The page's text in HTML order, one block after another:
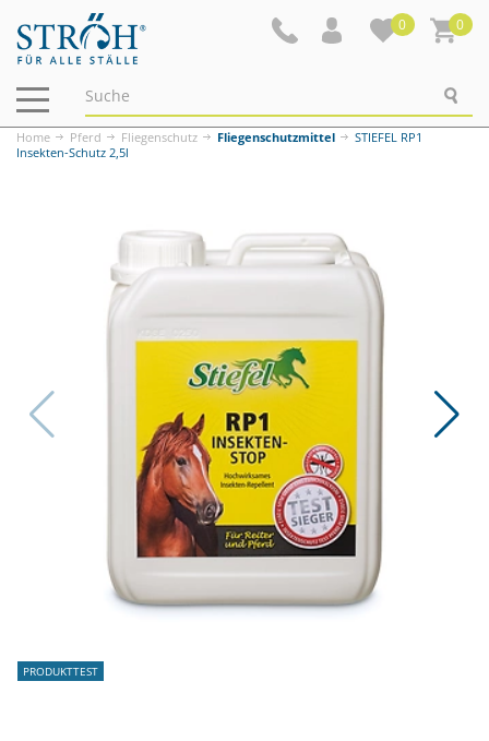
0 0
Navigation
ein-/ausblenden
Home Pferd Fliegenschutz Fliegenschutzmittel
STIEFEL RP1
Insekten-Schutz 2,5l
PRODUKTTEST